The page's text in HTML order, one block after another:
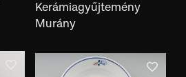
Kerámiagyűjtemény
Murány